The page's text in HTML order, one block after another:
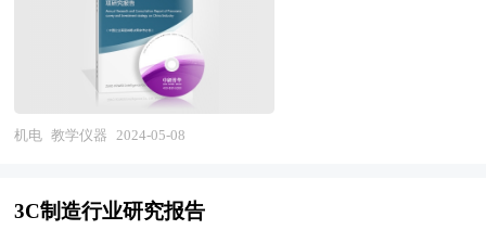
PCB板行业发展现状将继续紧跟时代发展的步伐，
为各行各业的电子产品提供更高质量的支持。从手
工作坊式的生产方式到自动化设备的引入，从基础
性的制造技术到智能化的发展，PCB板行业在不断
创新进步的过程中为电子产品提供了更多可能性。
强技术创新和市场拓展，在全球PCB行业中保持竞
拥有20年的产业规划、细分市场研究及大量项目运
作经验，业务覆盖全球。累积200多个产业园区规
划落地项目案例，拥有丰富的产业园区、特色小
镇、田园综合体、文旅地产、智慧物流、乡村振兴
服务经验，形成了独特的产业研究及战略投资一体
机电 教学仪器 2024-05-08
3C制造行业研究报告